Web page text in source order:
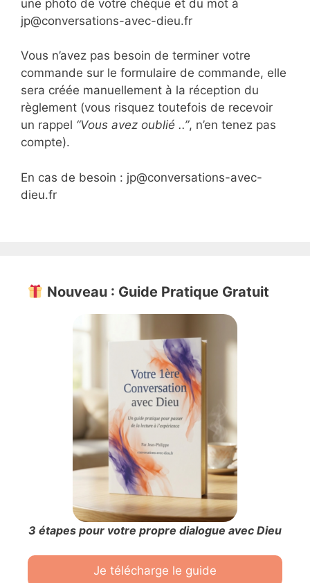
une photo de votre chèque et du mot à
jp@conversations-avec-dieu.fr
Vous n’avez pas besoin de terminer votre
commande sur le formulaire de commande, elle
sera créée manuellement à la réception du
règlement (vous risquez toutefois de recevoir
un rappel “Vous avez oublié ..”, n’en tenez pas
compte).
En cas de besoin : jp@conversations-avec-
dieu.fr
Nouveau : Guide Pratique Gratuit
3 étapes pour votre propre dialogue avec Dieu
Je télécharge le guide